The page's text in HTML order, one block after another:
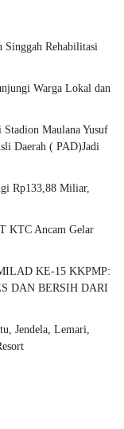
Singgah Rehabilitasi
Warga Lokal dan
Maulana Yusuf
Daerah ( PAD)Jadi
Rp133,88 Miliar,
KTC Ancam Gelar
KE-15 KKPMP:
DAN BERSIH DARI
Jendela, Lemari,